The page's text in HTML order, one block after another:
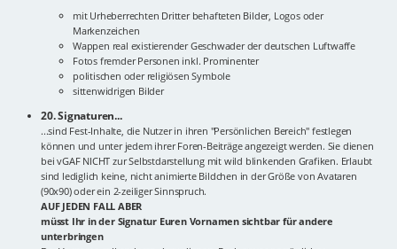
mit Urheberrechten Dritter behafteten Bilder, Logos oder
Markenzeichen
Wappen real existierender Geschwader der deutschen Luftwaffe
Fotos fremder Personen inkl. Prominenter
politischen oder religiösen Symbole
sittenwidrigen Bilder
20. Signaturen...
...sind Fest-Inhalte, die Nutzer in ihren "Persönlichen Bereich" festlegen
können und unter jedem ihrer Foren-Beiträge angezeigt werden. Sie dienen
bei vGAF NICHT zur Selbstdarstellung mit wild blinkenden Grafiken. Erlaubt
sind lediglich keine, nicht animierte Bildchen in der Größe von Avataren
(90x90) oder ein 2-zeiliger Sinnspruch.
AUF JEDEN FALL ABER
müsst Ihr in der Signatur Euren Vornamen sichtbar für andere
unterbringen